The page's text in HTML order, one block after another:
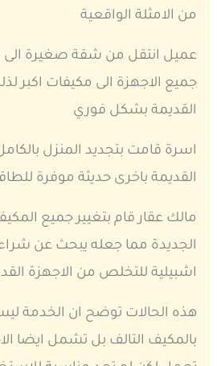
من الامثلة الواقعية
عميل انتقل من شقة صغيرة الى
جميع الاجهزة الى مكيفات اكبر
القديمة بشكل فوري
اسرة قامت بتجديد المنزل
القديمة باخرى حديثة موفرة
مالك عقار قام بتغيير جميع
الجديدة مما جعله يبحث عن
اشبيلية للتخلص من الاجهزة
هذه الحالات توضح ان الخدمة
بالمكيف التالف بل تشمل ايضا